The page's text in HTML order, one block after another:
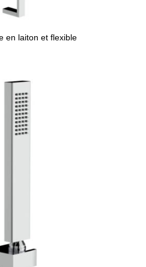
en laiton et flexible